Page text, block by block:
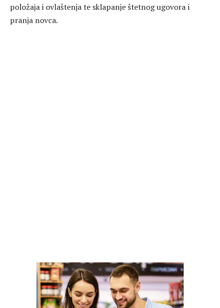
položaja i ovlaštenja te sklapanje štetnog ugovora i
pranja novca.